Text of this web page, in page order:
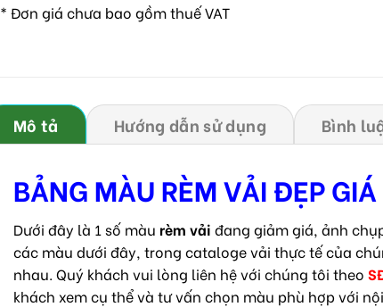
* Đơn giá chưa bao gồm thuế VAT
Mô tả Hướng dẫn sử dụng Bình
BẢNG MÀU RÈM VẢI ĐẸP GIÁ
Dưới đây là 1 số màu rèm vải đang giảm giá, ảnh
các màu dưới đây, trong cataloge vải thực tế của
nhau. Quý khách vui lòng liên hệ với chúng tôi theo
khách xem cụ thể và tư vấn chọn màu phù hợp với